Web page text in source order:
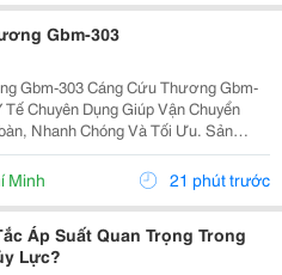
Gbm-303
Cứu Thương Gbm-
Chuyên Dụng Giúp Vận Chuyển
Nhanh Chóng Và Tối Ưu. Sản
Kế Dành Cho Các Tình Huống Cấp
Hỗ Trợ Di Chuyển Cho Người Già
Minh 21 phút trước
Áp Suất Quan Trọng Trong
Lực?